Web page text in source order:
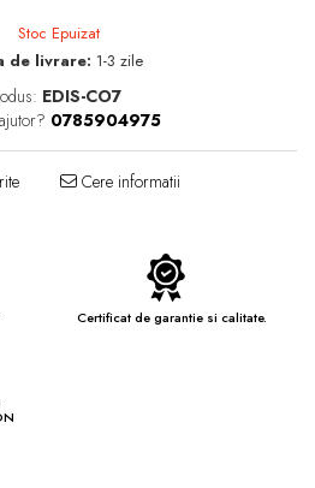
Stoc Epuizat
de livrare: 1-3 zile
EDIS-CO7
0785904975
Cere informatii
Certificat de garantie si calitate.